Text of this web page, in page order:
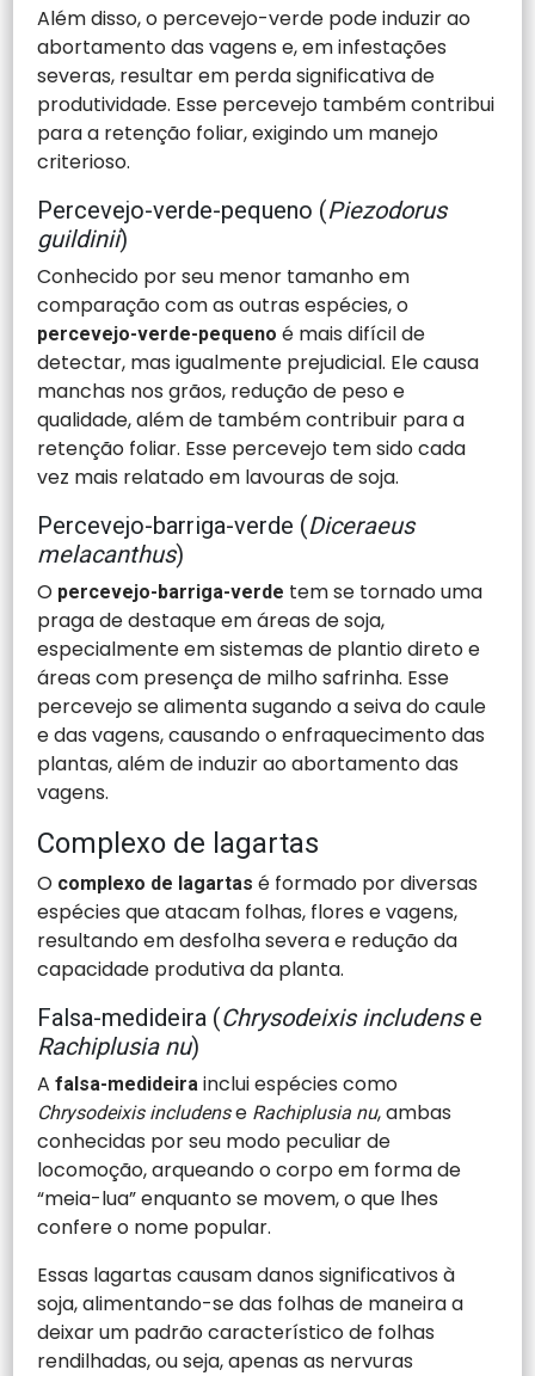
Além disso, o percevejo-verde pode induzir ao
abortamento das vagens e, em infestações
severas, resultar em perda significativa de
produtividade. Esse percevejo também contribui
para a retenção foliar, exigindo um manejo
criterioso.
Percevejo-verde-pequeno (Piezodorus
guildinii)
Conhecido por seu menor tamanho em
comparação com as outras espécies, o
percevejo-verde-pequeno é mais difícil de
detectar, mas igualmente prejudicial. Ele causa
manchas nos grãos, redução de peso e
qualidade, além de também contribuir para a
retenção foliar. Esse percevejo tem sido cada
vez mais relatado em lavouras de soja.
Percevejo-barriga-verde (Diceraeus
melacanthus)
O percevejo-barriga-verde tem se tornado uma
praga de destaque em áreas de soja,
especialmente em sistemas de plantio direto e
áreas com presença de milho safrinha. Esse
percevejo se alimenta sugando a seiva do caule
e das vagens, causando o enfraquecimento das
plantas, além de induzir ao abortamento das
vagens.
Complexo de lagartas
O complexo de lagartas é formado por diversas
espécies que atacam folhas, flores e vagens,
resultando em desfolha severa e redução da
capacidade produtiva da planta.
Falsa-medideira (Chrysodeixis includense
Rachiplusia nu)
Afalsa-medideira inclui espécies como
Chrysodeixis includense Rachiplusia nu, ambas
conhecidas por seu modo peculiar de
locomoção, arqueando o corpo em forma de
“meia-lua” enquanto se movem, o que lhes
confere o nome popular.
Essas lagartas causam danos significativos à
soja, alimentando-se das folhas de maneira a
deixar um padrão característico de folhas
rendilhadas, ou seja, apenas as nervuras